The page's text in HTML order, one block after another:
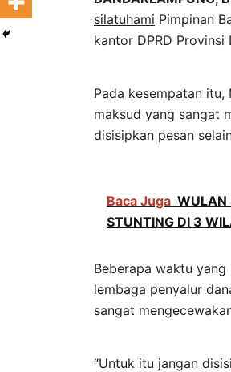
silatuhami Pimpinan
kantor DPRD
Pada kesempatan
maksud yang sangat
disisipkan pesan
Baca Juga WULAN
STUNTING DI 3
Beberapa waktu
lembaga penyalur
sangat
“Untuk itu jangan